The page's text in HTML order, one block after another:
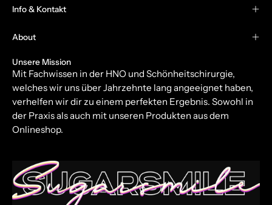
Info & Kontakt
About
Unsere Mission
Mit Fachwissen in der HNO und Schönheitschirurgie,
welches wir uns über Jahrzehnte lang angeeignet haben,
verhelfen wir dir zu einem perfekten Ergebnis. Sowohl in
der Praxis als auch mit unseren Produkten aus dem
Onlineshop.